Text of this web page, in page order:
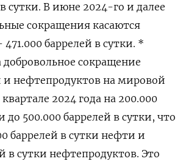
сутки. В июне 2024-го и далее
сокращения касаются
баррелей в сутки. *
добровольное сокращение
и нефтепродуктов на мировой
2024 года на 200.000
до 500.000 баррелей в сутки, что
баррелей в сутки нефти и
в сутки нефтепродуктов. Это